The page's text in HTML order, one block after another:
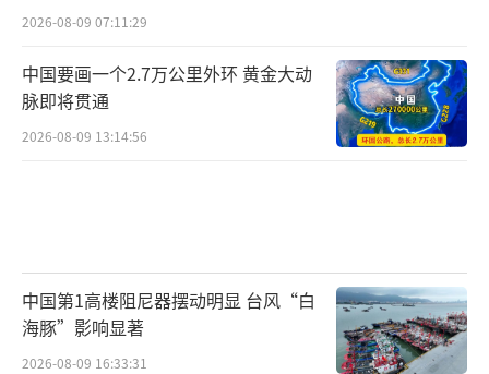
2026-08-09 07:11:29
中国要画一个2.7万公里外环 黄金大动
脉即将贯通
2026-08-09 13:14:56
中国第1高楼阻尼器摆动明显 台风“白
海豚”影响显著
2026-08-09 16:33:31